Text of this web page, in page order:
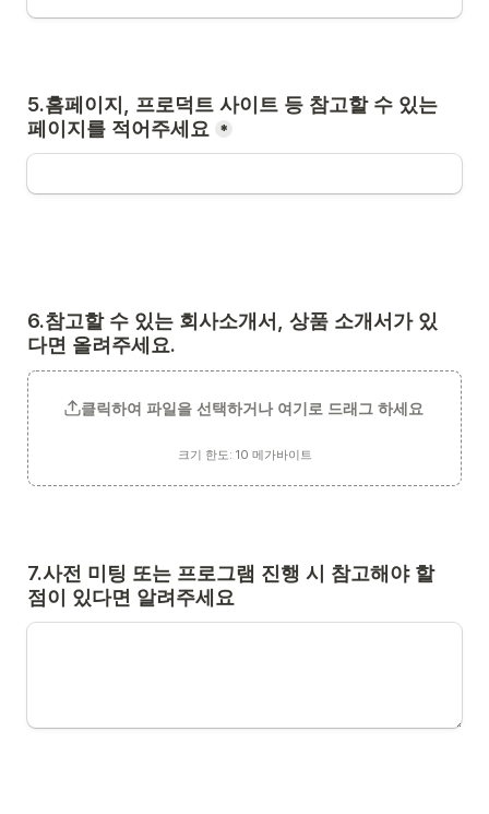
5.홈페이지, 프로덕트 사이트 등 참고할 수 있는
페이지를 적어주세요
*
6.참고할 수 있는 회사소개서, 상품 소개서가 있
다면 올려주세요.
클릭하여 파일을 선택하거나 여기로 드래그 하세요
크기 한도: 10 메가바이트
7.사전 미팅 또는 프로그램 진행 시 참고해야 할
점이 있다면 알려주세요